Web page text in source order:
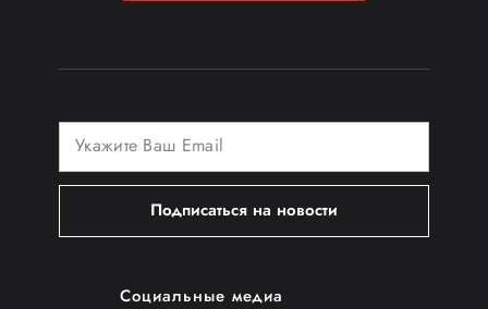
Подписаться на новости
Социальные медиа